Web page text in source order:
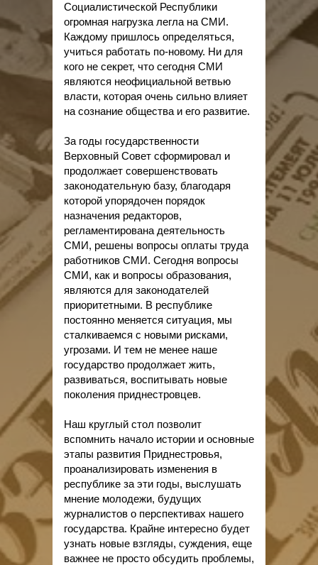
Социалистической Республики
огромная нагрузка легла на СМИ.
Каждому пришлось определяться,
учиться работать по-новому. Ни для
кого не секрет, что сегодня СМИ
являются неофициальной ветвью
власти, которая очень сильно влияет
на сознание общества и его развитие.
За годы государственности
Верховный Совет сформировал и
продолжает совершенствовать
законодательную базу, благодаря
которой упорядочен порядок
назначения редакторов,
регламентирована деятельность
СМИ, решены вопросы оплаты труда
работников СМИ. Сегодня вопросы
СМИ, как и вопросы образования,
являются для законодателей
приоритетными. В республике
постоянно меняется ситуация, мы
сталкиваемся с новыми рисками,
угрозами. И тем не менее наше
государство продолжает жить,
развиваться, воспитывать новые
поколения приднестровцев.
Наш круглый стол позволит
вспомнить начало истории и основные
этапы развития Приднестровья,
проанализировать изменения в
республике за эти годы, выслушать
мнение молодежи, будущих
журналистов о перспективах нашего
государства. Крайне интересно будет
узнать новые взгляды, суждения, еще
важнее не просто обсудить проблемы,